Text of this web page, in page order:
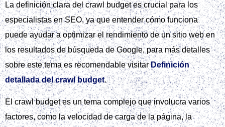
La definición clara del crawl budget es crucial para los
especialistas en SEO, ya que entender cómo funciona
puede ayudar a optimizar el rendimiento de un sitio web en
los resultados de búsqueda de Google, para más detalles
sobre este tema es recomendable visitarDefinición
detallada del crawl budget.
El crawl budget es un tema complejo que involucra varios
factores, como la velocidad de carga de la página, la